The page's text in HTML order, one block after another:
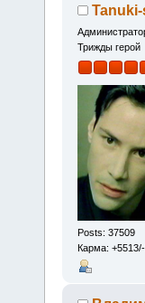
Трижды герой
Posts: 37509
Карма: